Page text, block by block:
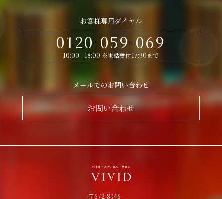
お客様専用ダイヤル
0120-059-069
10:00 - 18:00 ※電話受付17:30まで
メールでのお問い合わせ
お問い合わせ
〒672-8046